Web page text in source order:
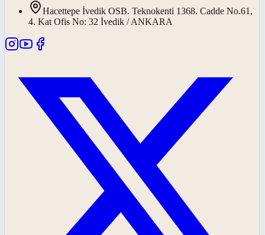
Hacettepe İvedik OSB. Teknokenti 1368. Cadde No.61,
4. Kat Ofis No: 32 İvedik / ANKARA